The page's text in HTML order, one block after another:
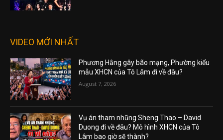
VIDEO MỚI NHẤT
Phương Hằng gây bão mạng, Phường kiểu
mẫu XHCN của Tô Lâm đi về đâu?
August 7, 2026
Vụ án tham nhũng Sheng Thao – David
Duong đi về đâu? Mô hình XHCN của Tô
Lâm bao giờ sẽ thành?